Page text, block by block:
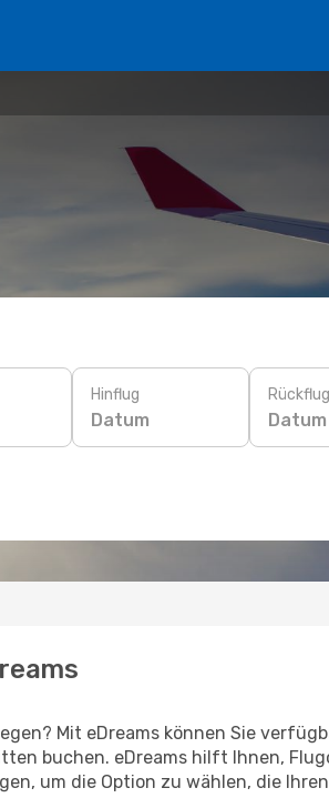
Hinflug
Datum
Rückflug
Datum
Mit eDreams können Sie
buchen. eDreams hilft Ihnen,
um die Option zu wählen, die